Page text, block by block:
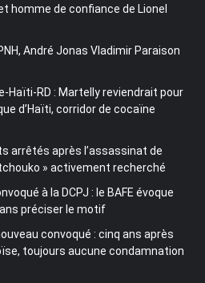
homme de confiance de Lionel
André Jonas Vladimir Paraison
Haïti-RD : Martelly reviendrait pour
d’Haïti, corridor de cocaïne
arrêtés après l’assassinat de
» activement recherché
à la DCPJ : le BAFE évoque
préciser le motif
convoqué : cinq ans après
toujours aucune condamnation